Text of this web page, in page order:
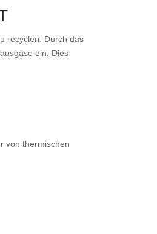
recyclen. Durch das
ein. Dies
von thermischen